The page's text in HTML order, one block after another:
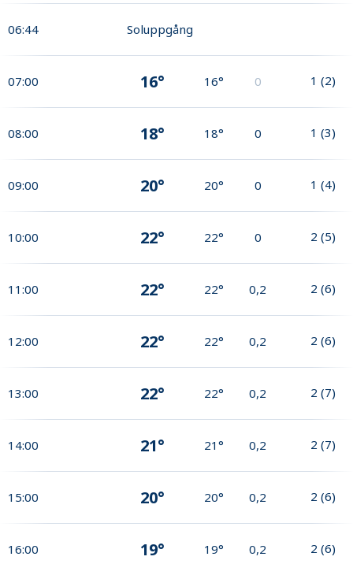
06:44 Soluppgång
07:00 16° 16° 0 1 (2)
08:00 18° 18° 0 1 (3)
09:00 20° 20° 0 1 (4)
10:00 22° 22° 0 2 (5)
11:00 22° 22° 0,2 2 (6)
12:00 22° 22° 0,2 2 (6)
13:00 22° 22° 0,2 2 (7)
14:00 21° 21° 0,2 2 (7)
15:00 20° 20° 0,2 2 (6)
16:00 19° 19° 0,2 2 (6)